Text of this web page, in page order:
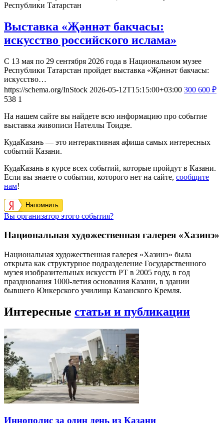
Республики Татарстан
Выставка «Җәннәт бакчасы:
искусство российского ислама»
С 13 мая по 29 сентября 2026 года в Национальном музее
Республики Татарстан пройдет выставка «Җәннәт бакчасы:
искусство…
https://schema.org/InStock 2026-05-12T15:15:00+03:00 300 600 ₽
538 1
На нашем сайте вы найдете всю информацию про событие
выставка живописи Нателлы Тоидзе.
КудаКазань — это интерактивная афиша самых интересных
событий Казани.
КудаКазань в курсе всех событий, которые пройдут в Казани.
Если вы знаете о событии, которого нет на сайте, сообщите
нам!
Напомнить
Вы организатор этого события?
Национальная художественная галерея «Хазинэ»
Национальная художественная галерея «Хазинэ» была
открыта как структурное подразделение Государственного
музея изобразительных искусств РТ в 2005 году, в год
празднования 1000-летия основания Казани, в здании
бывшего Юнкерского училища Казанского Кремля.
Интересные статьи и публикации
Иннополис за один день из Казани